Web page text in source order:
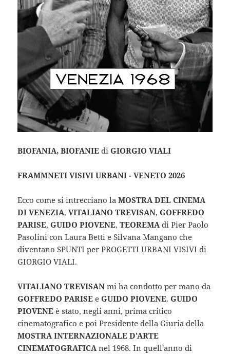
BIOFANIA, BIOFANIE diGIORGIO VIALI
FRAMMNETI VISIVI URBANI - VENETO 2026
Ecco come si intrecciano laMOSTRA DEL CINEMA
DI VENEZIA,VITALIANO TREVISAN,GOFFREDO
PARISE,GUIDO PIOVENE,TEOREMA di Pier Paolo
Pasolini con Laura Betti e Silvana Mangano che
diventano SPUNTI per PROGETTI URBANI VISIVI di
GIORGIO VIALI.
VITALIANO TREVISAN mi ha condotto per mano da
GOFFREDO PARISE eGUIDO PIOVENE.GUIDO
PIOVENE è stato, negli anni, prima critico
cinematografico e poi Presidente della Giuria della
MOSTRA INTERNAZIONALE D'ARTE
CINEMATOGRAFICA nel 1968. In quell'anno di